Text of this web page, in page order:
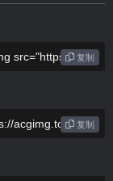
复制
复制